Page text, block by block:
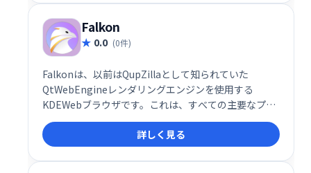
Falkon
0.0 (0件)
Falkonは、以前はQupZillaとして知られていた
QtWebEngineレンダリングエンジンを使用する
KDEWebブラウザです。これは、すべての主要なプラ
ットフォームで利用できる軽量のWebブラウザを目指
しています。このプロジェクトはもともと教育目的で
のみ開始されました。しかし、Falkonは当初から、機
能豊富なブラウザに成長しました。
詳しく見る